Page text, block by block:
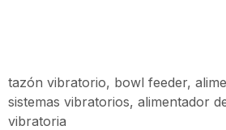
tazón vibratorio, bowl feeder,
sistemas vibratorios, alimentador
vibratoria